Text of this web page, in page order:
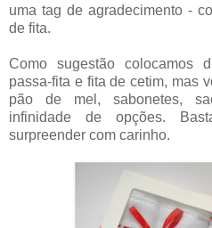
uma tag de agradecimento -
de fita.
Como sugestão colocamos
passa-fita e fita de cetim, mas
pão de mel, sabonetes,
infinidade de opções.
surpreender com carinho.